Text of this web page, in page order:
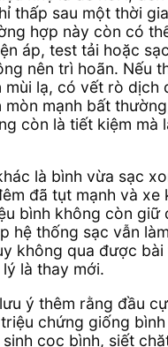
thấp sau một thời
hợp này còn có
áp, test tải hoặc
nên trì hoãn. Nếu
mùi lạ, có vết rò dịch
mòn mạnh bất
còn là tiết kiệm mà
là bình vừa sạc
đã tụt mạnh và xe
bình không còn giữ
hệ thống sạc vẫn
không qua được bài
là thay mới.
ý thêm rằng đầu
chứng giống bình
sinh cọc bình, siết